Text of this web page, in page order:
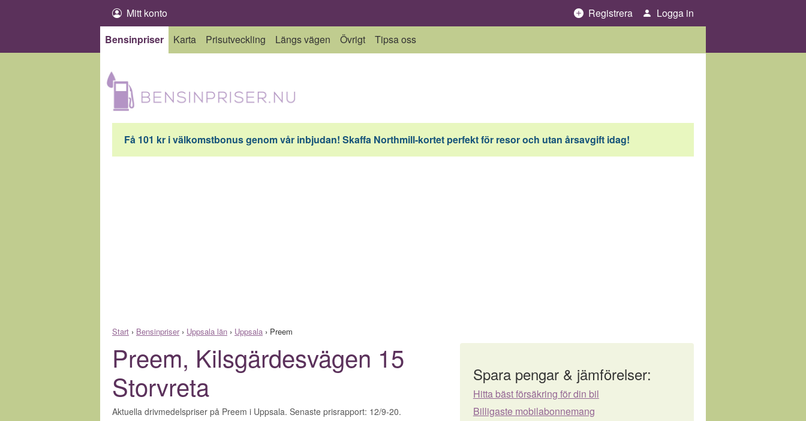
Mitt konto Registrera
Logga in
Bensinpriser
Karta Prisutveckling Längs vägen Övrigt Tipsa oss
Få 101 kr i välkomstbonus genom vår inbjudan! Skaffa Northmill-kortet perfekt för resor och utan årsavgift idag!
Start › Bensinpriser› Uppsala län › Uppsala › Preem
Preem, Kilsgärdesvägen 15
Storvreta
Aktuella drivmedelspriser på Preem i Uppsala. Senaste prisrapport: 12/9-20.
Spara pengar & jämförelser:
Hitta bäst försäkring för din bil
Billigaste mobilabonnemang